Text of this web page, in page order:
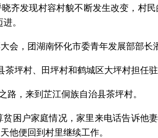
发现村容村貌不断发生改变，村
。
会，团湖南怀化市委青年发展部部长
坪村、田坪村和鹤城区大坪村担任
，来到芷江侗族自治县茶坪村。
困户家庭情况，家里来电话告诉
他便回到村里继续工作。